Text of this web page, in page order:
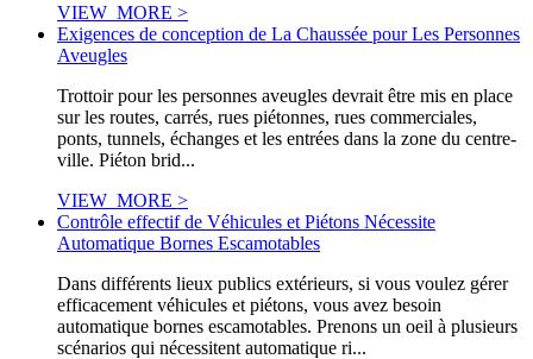
VIEW_MORE >
Exigences de conception de La Chaussée pour Les Personnes
Aveugles
Trottoir pour les personnes aveugles devrait être mis en place
sur les routes, carrés, rues piétonnes, rues commerciales,
ponts, tunnels, échanges et les entrées dans la zone du centre-
ville. Piéton brid...
VIEW_MORE >
Contrôle effectif de Véhicules et Piétons Nécessite
Automatique Bornes Escamotables
Dans différents lieux publics extérieurs, si vous voulez gérer
efficacement véhicules et piétons, vous avez besoin
automatique bornes escamotables. Prenons un oeil à plusieurs
scénarios qui nécessitent automatique ri...